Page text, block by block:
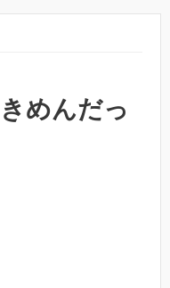
めんだっ